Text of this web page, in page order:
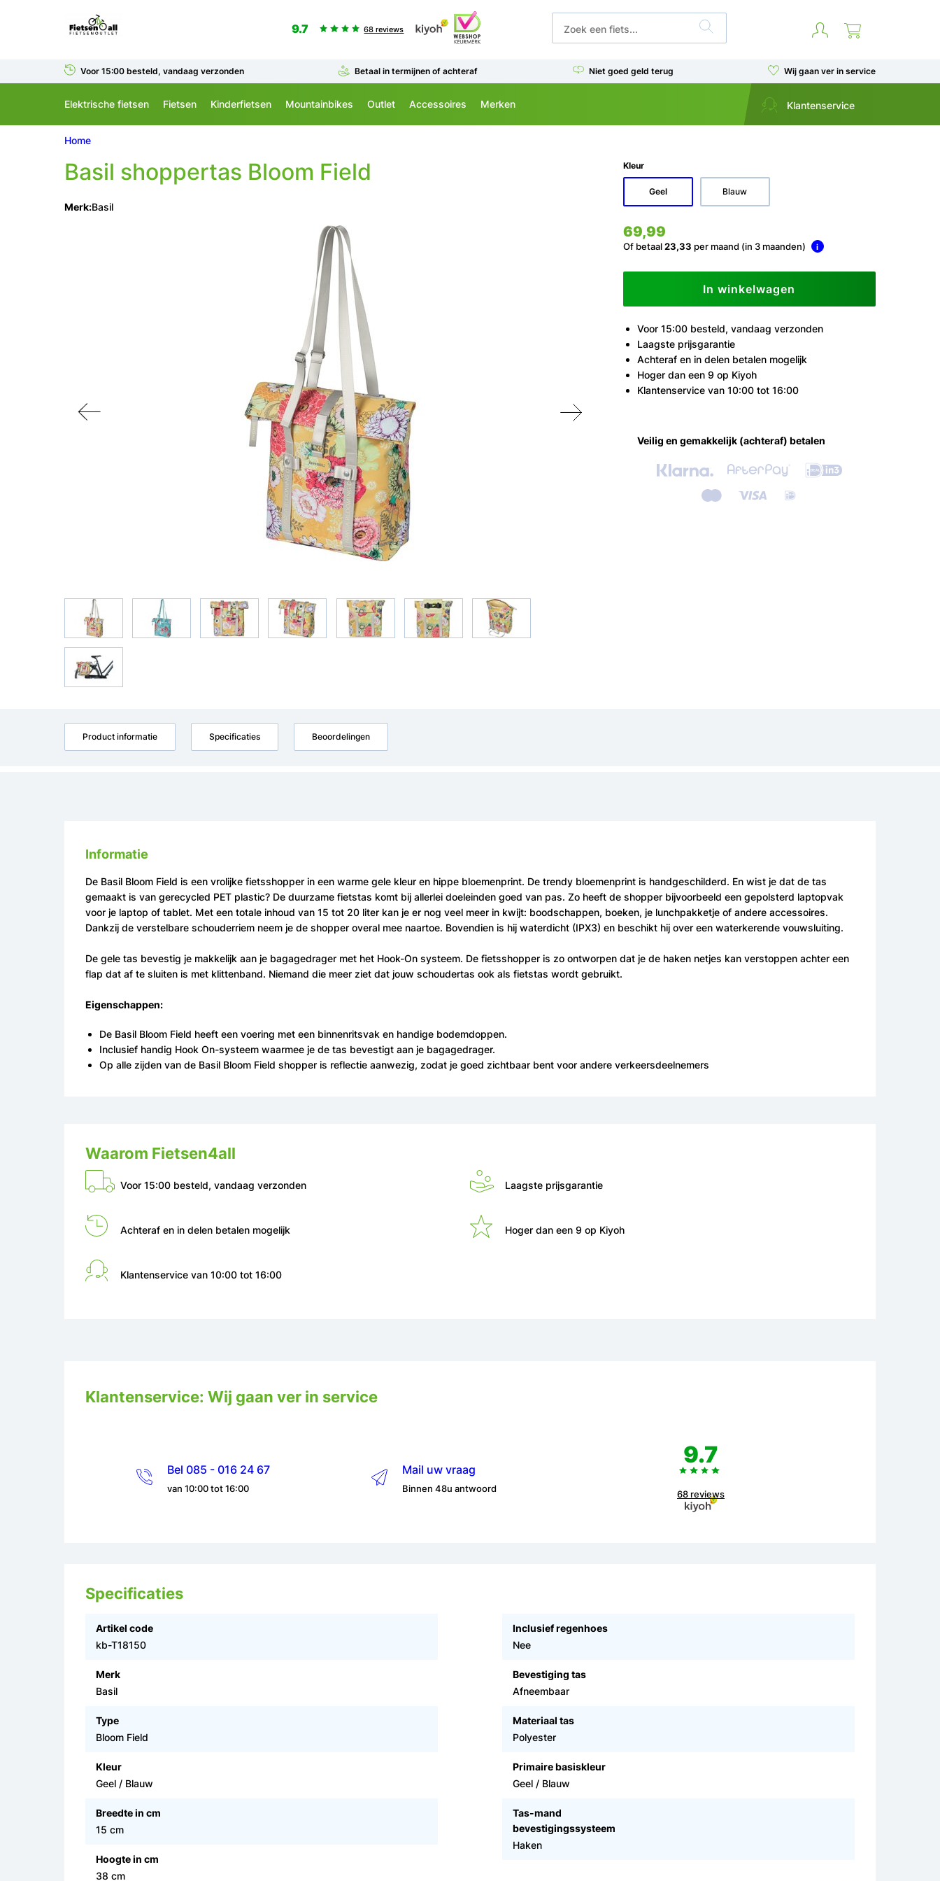
9.7 68 reviews
Voor 15:00 besteld, vandaag verzonden Betaal in termijnen of achteraf Niet goed geld terug Wij gaan ver in service
Elektrische fietsen Fietsen Kinderfietsen Mountainbikes Outlet Accessoires Merken Klantenservice
Home
Basil shoppertas Bloom Field
Merk:Basil
Kleur
Geel Blauw
69,99
Of betaal23,33 per maand (in 3 maanden) i
In winkelwagen
Voor 15:00 besteld, vandaag verzonden
Laagste prijsgarantie
Achteraf en in delen betalen mogelijk
Hoger dan een 9 op Kiyoh
Klantenservice van 10:00 tot 16:00
Veilig en gemakkelijk (achteraf) betalen
Product informatie Specificaties Beoordelingen
Waarom Fietsen4all
Voor 15:00 besteld, vandaag verzonden Laagste prijsgarantie
Achteraf en in delen betalen mogelijk Hoger dan een 9 op Kiyoh
Klantenservice van 10:00 tot 16:00
Informatie
De Basil Bloom Field is een vrolijke fietsshopper in een warme gele kleur en hippe bloemenprint. De trendy bloemenprint is handgeschilderd. En wist je dat de tas
gemaakt is van gerecycled PET plastic? De duurzame fietstas komt bij allerlei doeleinden goed van pas. Zo heeft de shopper bijvoorbeeld een gepolsterd laptopvak
voor je laptop of tablet. Met een totale inhoud van 15 tot 20 liter kan je er nog veel meer in kwijt: boodschappen, boeken, je lunchpakketje of andere accessoires.
Dankzij de verstelbare schouderriem neem je de shopper overal mee naartoe. Bovendien is hij waterdicht (IPX3) en beschikt hij over een waterkerende vouwsluiting.
De gele tas bevestig je makkelijk aan je bagagedrager met het Hook-On systeem. De fietsshopper is zo ontworpen dat je de haken netjes kan verstoppen achter een
flap dat af te sluiten is met klittenband. Niemand die meer ziet dat jouw schoudertas ook als fietstas wordt gebruikt.
Eigenschappen:
De Basil Bloom Field heeft een voering met een binnenritsvak en handige bodemdoppen.
Inclusief handig Hook On-systeem waarmee je de tas bevestigt aan je bagagedrager.
Op alle zijden van de Basil Bloom Field shopper is reflectie aanwezig, zodat je goed zichtbaar bent voor andere verkeersdeelnemers
Klantenservice: Wij gaan ver in service
Bel 085 - 016 24 67
van 10:00 tot 16:00
Mail uw vraag
Binnen 48u antwoord
9.7
68 reviews
Specificaties
Artikel code
kb-T18150
Merk
Basil
Type
Bloom Field
Kleur
Geel / Blauw
Breedte in cm
15 cm
Hoogte in cm
38 cm
Inclusief regenhoes
Nee
Bevestiging tas
Afneembaar
Materiaal tas
Polyester
Primaire basiskleur
Geel / Blauw
Tas-mand
bevestigingssysteem
Haken